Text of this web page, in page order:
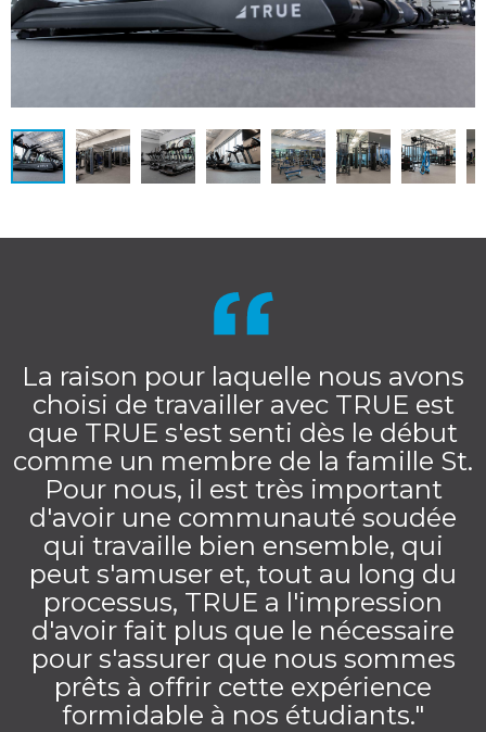
La raison pour laquelle nous avons
choisi de travailler avec TRUE est
que TRUE s'est senti dès le début
comme un membre de la famille St.
Pour nous, il est très important
d'avoir une communauté soudée
qui travaille bien ensemble, qui
peut s'amuser et, tout au long du
processus, TRUE a l'impression
d'avoir fait plus que le nécessaire
pour s'assurer que nous sommes
prêts à offrir cette expérience
formidable à nos étudiants."